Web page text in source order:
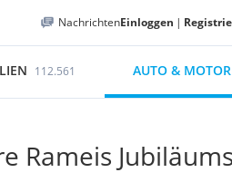
NachrichtenEinloggen |
112.561 AUTO & MOTOR
Rameis